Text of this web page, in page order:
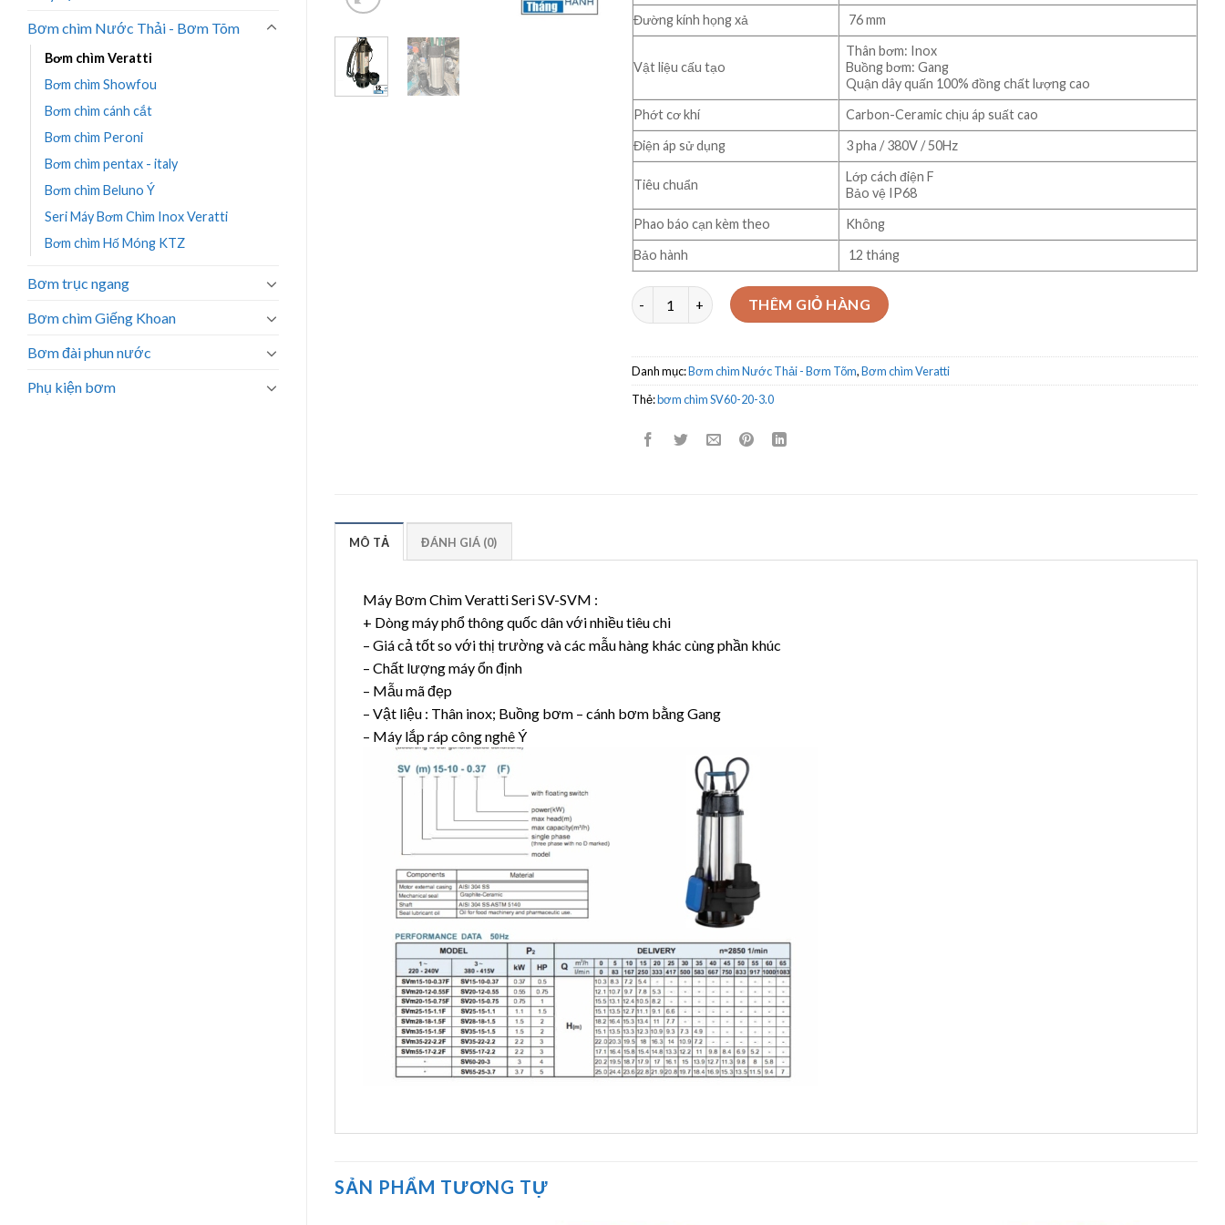
Bơm chìm Nước Thải - Bơm Tõm
Bơm chìm Veratti
Bơm chìm Showfou
Bơm chìm cánh cắt
Bơm chìm Peroni
Bơm chìm pentax - italy
Bơm chìm Beluno Ý
Seri Máy Bơm Chìm Inox Veratti
Bơm chìm Hố Móng KTZ
Bơm trục ngang
Bơm chìm Giếng Khoan
Bơm đài phun nước
Phụ kiện bơm
Đường kính họng xả
76 mm
Vật liệu cấu tạo
Thân bơm: Inox
Buồng bơm: Gang
Quận dây quấn 100% đồng chất lượng cao
Phớt cơ khí
Carbon-Ceramic chịu áp suất cao
Điện áp sử dụng
3 pha / 380V / 50Hz
Tiêu chuẩn
Lớp cách điện F
Bảo vệ IP68
Phao báo cạn kèm theo
Không
Bảo hành
12 tháng
Bơm chìm nước thải Veratti Model SV60-20-3 số lượng
THÊM GIỎ HÀNG
Danh mục:Bơm chìm Nước Thải - Bơm Tõm,Bơm chìm Veratti
Thẻ:bơm chìm SV60-20-3.0
MÔ TẢ ĐÁNH GIÁ (0)
Máy Bơm Chìm Veratti Seri SV-SVM :
+ Dòng máy phổ thông quốc dân với nhiều tiêu chi
– Giá cả tốt so với thị trường và các mẫu hàng khác cùng phần khúc
– Chất lượng máy ổn định
– Mẫu mã đẹp
– Vật liệu : Thân inox; Buồng bơm – cánh bơm bằng Gang
– Máy lắp ráp công nghê Ý
SẢN PHẨM TƯƠNG TỰ